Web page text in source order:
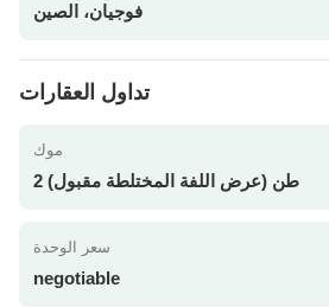
فوجيان، الصين
تداول العقارات
موك
2 طن (عرض اللفة المختلطة مقبول)
سعر الوحدة
negotiable